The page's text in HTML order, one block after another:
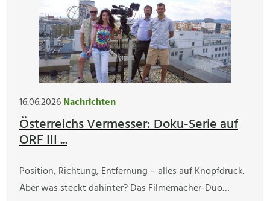
16.06.2026Nachrichten
Österreichs Vermesser: Doku-Serie auf
ORF III ...
Position, Richtung, Entfernung – alles auf Knopfdruck.
Aber was steckt dahinter? Das Filmemacher-Duo…